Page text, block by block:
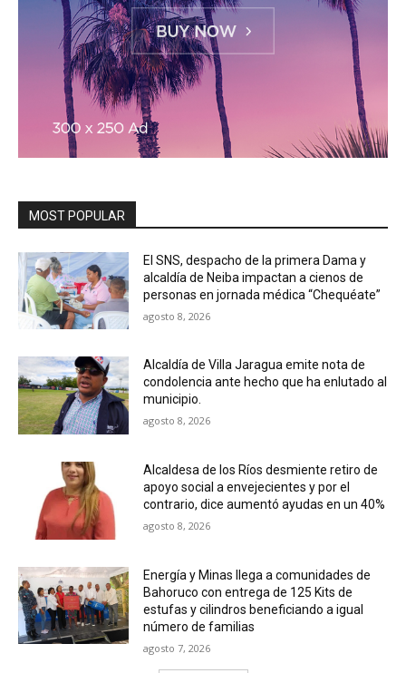
MOST POPULAR
El SNS, despacho de la primera Dama y
alcaldía de Neiba impactan a cienos de
personas en jornada médica “Chequéate”
agosto 8, 2026
Alcaldía de Villa Jaragua emite nota de
condolencia ante hecho que ha enlutado al
municipio.
agosto 8, 2026
Alcaldesa de los Ríos desmiente retiro de
apoyo social a envejecientes y por el
contrario, dice aumentó ayudas en un 40%
agosto 8, 2026
Energía y Minas llega a comunidades de
Bahoruco con entrega de 125 Kits de
estufas y cilindros beneficiando a igual
número de familias
agosto 7, 2026